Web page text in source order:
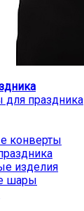
для праздника
конверты
изделия
шары